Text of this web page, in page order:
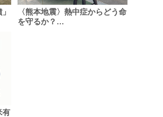
〈熊本地震〉熱中症からどう命
を守るか？…
有